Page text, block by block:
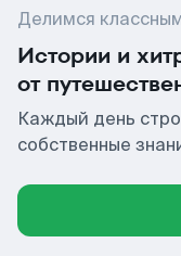
Делимся
Истории и
от
Каждый день
собственные